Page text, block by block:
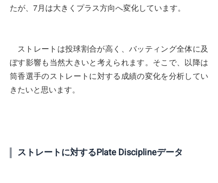
たが、7月は大きくプラス方向へ変化しています。
ストレートは投球割合が高く、バッティング全体に及
ぼす影響も当然大きいと考えられます。そこで、以降は
筒香選手のストレートに対する成績の変化を分析してい
きたいと思います。
ストレートに対するPlate Disciplineデータ